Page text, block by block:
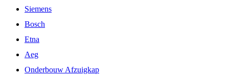
Siemens
Bosch
Etna
Aeg
Onderbouw Afzuigkap